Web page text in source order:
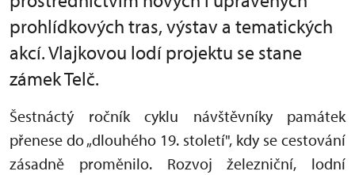
prohlídkových tras, výstav a tematických
akcí. Vlajkovou lodí projektu se stane
zámek Telč.
Šestnáctý ročník cyklu návštěvníky památek
přenese do „dlouhého 19. století", kdy se cestování
zásadně proměnilo. Rozvoj železniční, lodní